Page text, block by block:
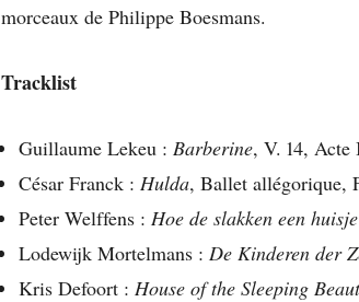
morceaux de Philippe Boesmans.
Tracklist
Guillaume Lekeu : Barberine, V. 14, Acte
César Franck : Hulda, Ballet allégorique,
Peter Welffens : Hoe de slakken een
Lodewijk Mortelmans : De Kinderen der
Kris Defoort : House of the Sleeping